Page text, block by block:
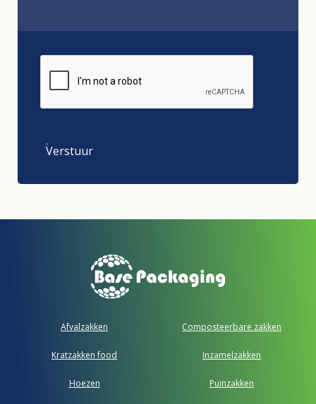
Verstuur
Afvalzakken Composteerbare zakken
Kratzakken food Inzamelzakken
Hoezen Puinzakken